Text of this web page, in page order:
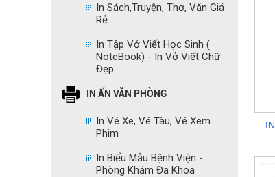
In Sách,Truyện, Thơ, Văn Giá
Rẻ
In Tập Vở Viết Học Sinh (
NoteBook) - In Vở Viết Chữ
Đẹp
IN ẤN VĂN PHÒNG
In Vé Xe, Vé Tàu, Vé Xem
Phim
In Biểu Mẫu Bệnh Viện -
Phòng Khám Đa Khoa